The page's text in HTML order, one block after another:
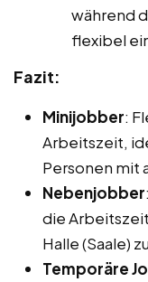
während
flexibel
Fazit:
Minijobber:
Arbeitszeit,
Personen mit
Nebenjobber
die
Halle (Saale)
Temporäre